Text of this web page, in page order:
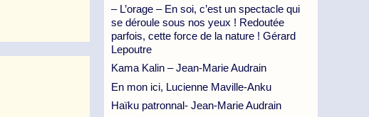
– L’orage – En soi, c’est un spectacle qui
se déroule sous nos yeux ! Redoutée
parfois, cette force de la nature ! Gérard
Lepoutre
Kama Kalin – Jean-Marie Audrain
En mon ici, Lucienne Maville-Anku
Haïku patronnal- Jean-Marie Audrain